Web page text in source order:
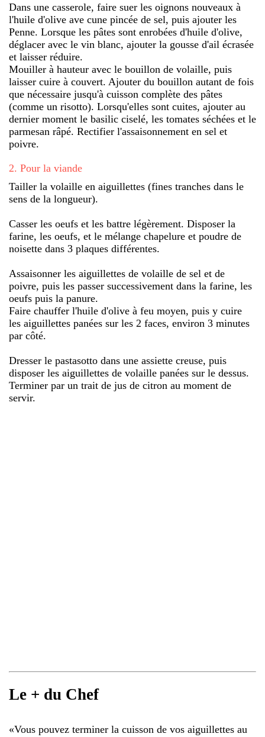
Dans une casserole, faire suer les oignons nouveaux à
l'huile d'olive ave cune pincée de sel, puis ajouter les
Penne. Lorsque les pâtes sont enrobées d'huile d'olive,
déglacer avec le vin blanc, ajouter la gousse d'ail écrasée
et laisser réduire.
Mouiller à hauteur avec le bouillon de volaille, puis
laisser cuire à couvert. Ajouter du bouillon autant de fois
que nécessaire jusqu'à cuisson complète des pâtes
(comme un risotto). Lorsqu'elles sont cuites, ajouter au
dernier moment le basilic ciselé, les tomates séchées et le
parmesan râpé. Rectifier l'assaisonnement en sel et
poivre.
2. Pour la viande
Tailler la volaille en aiguillettes (fines tranches dans le
sens de la longueur).
Casser les oeufs et les battre légèrement. Disposer la
farine, les oeufs, et le mélange chapelure et poudre de
noisette dans 3 plaques différentes.
Assaisonner les aiguillettes de volaille de sel et de
poivre, puis les passer successivement dans la farine, les
oeufs puis la panure.
Faire chauffer l'huile d'olive à feu moyen, puis y cuire
les aiguillettes panées sur les 2 faces, environ 3 minutes
par côté.
Dresser le pastasotto dans une assiette creuse, puis
disposer les aiguillettes de volaille panées sur le dessus.
Terminer par un trait de jus de citron au moment de
servir.
Le + du Chef
«Vous pouvez terminer la cuisson de vos aiguillettes au